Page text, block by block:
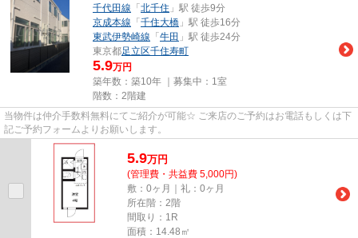
千代田線 「 北千住 」駅 徒歩9分
京成本線 「 千住大橋 」駅 徒歩16分
東武伊勢崎線 「 牛田 」駅 徒歩24分
東京都足立区千住寿町
5.9万円
築年数：築10年 ｜募集中： 1室
階数：2階建
当物件は仲介手数料無料にてご紹介が可能☆ ご来店のご予約はお電話もしくは下
記ご予約フォームよりお願いします。
5.9万円
(管理費・共益費 5,000円)
敷：0ヶ月｜礼：0ヶ月
所在階：2階
間取り：1R
面積：14.48㎡